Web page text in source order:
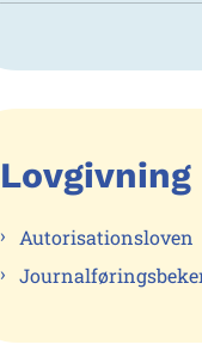
Lovgivning
Autorisationsloven